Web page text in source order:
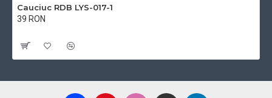
Cauciuc RDB LYS-017-1
39 RON